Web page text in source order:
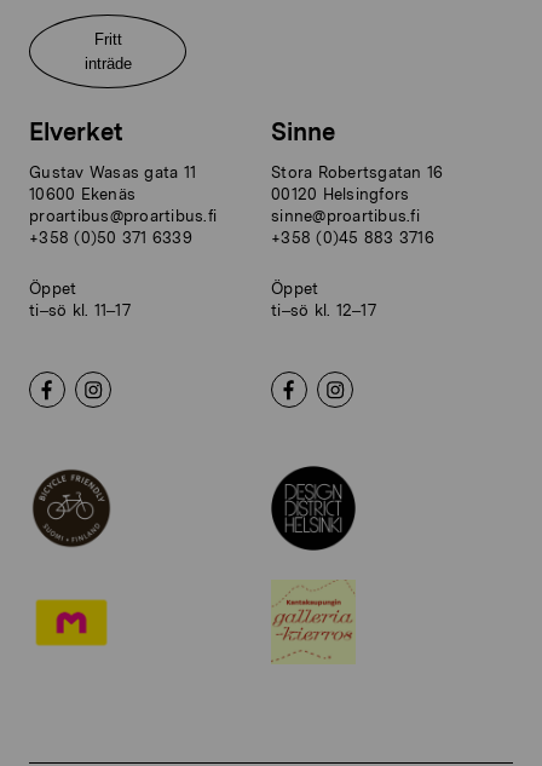
Fritt
inträde
Elverket
Gustav Wasas gata 11
10600 Ekenäs
proartibus@proartibus.fi
+358 (0)50 371 6339
Öppet
ti–sö kl. 11–17
Sinne
Stora Robertsgatan 16
00120 Helsingfors
sinne@proartibus.fi
+358 (0)45 883 3716
Öppet
ti–sö kl. 12–17